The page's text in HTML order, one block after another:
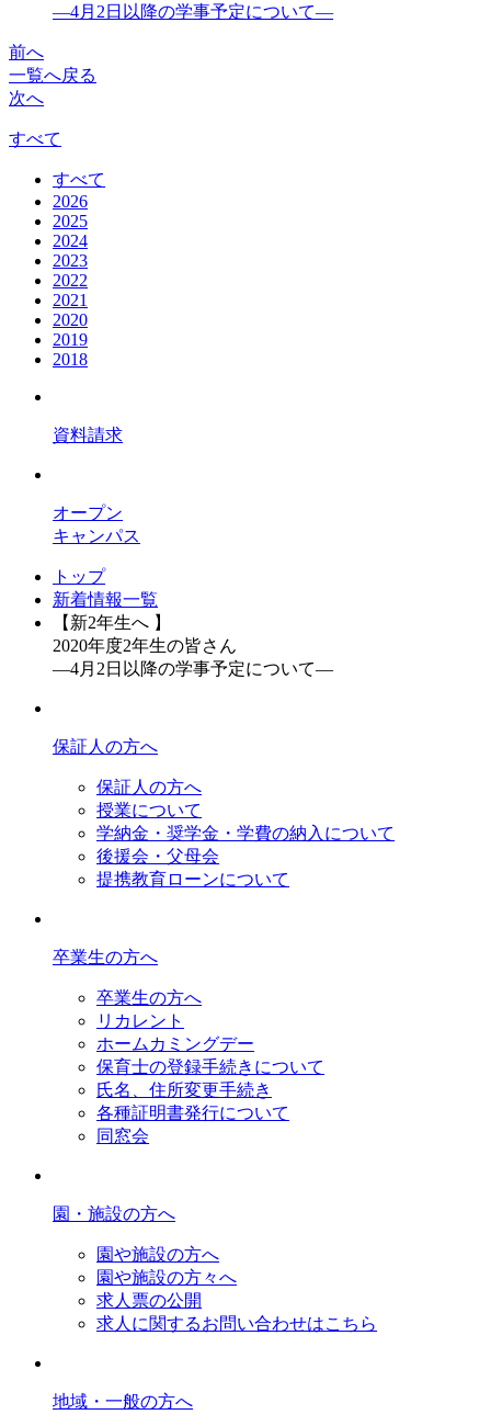
―4月2日以降の学事予定について―
前へ
一覧へ戻る
次へ
すべて
すべて
2026
2025
2024
2023
2022
2021
2020
2019
2018
資料請求
オープン
キャンパス
トップ
新着情報一覧
【新2年生へ 】
2020年度2年生の皆さん
―4月2日以降の学事予定について―
保証人の方へ
保証人の方へ
授業について
学納金・奨学金・学費の納入について
後援会・父母会
提携教育ローンについて
卒業生の方へ
卒業生の方へ
リカレント
ホームカミングデー
保育士の登録手続きについて
氏名、住所変更手続き
各種証明書発行について
同窓会
園・施設の方へ
園や施設の方へ
園や施設の方々へ
求人票の公開
求人に関するお問い合わせはこちら
地域・一般の方へ